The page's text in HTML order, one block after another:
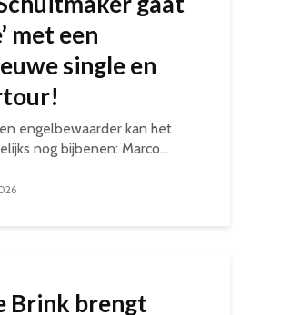
met een
single en
engelbewaarder kan het
nog bijbenen: Marco...
Brink brengt